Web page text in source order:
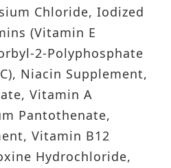
Chloride, Iodized
(Vitamin E
2-Polyphosphate
Niacin Supplement,
Vitamin A
Pantothenate,
Vitamin B12
Hydrochloride,